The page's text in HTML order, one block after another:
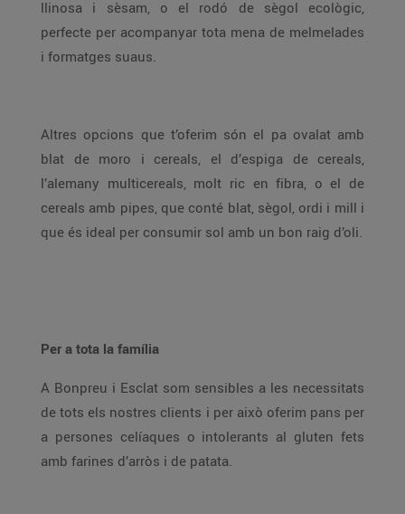
llinosa i sèsam, o el rodó de sègol ecològic,
perfecte per acompanyar tota mena de melmelades
i formatges suaus.
Altres opcions que t’oferim són el pa ovalat amb
blat de moro i cereals, el d’espiga de cereals,
l’alemany multicereals, molt ric en fibra, o el de
cereals amb pipes, que conté blat, sègol, ordi i mill i
que és ideal per consumir sol amb un bon raig d’oli.
Per a tota la família
A Bonpreu i Esclat som sensibles a les necessitats
de tots els nostres clients i per això oferim pans per
a persones celíaques o intolerants al gluten fets
amb farines d’arròs i de patata.